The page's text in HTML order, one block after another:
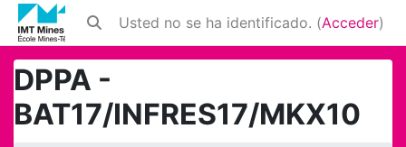
Salta al contenido principal
Selector de búsqueda de entrada
Usted no se ha identificado. (Acceder)
DPPA -
BAT17/INFRES17/MKX10